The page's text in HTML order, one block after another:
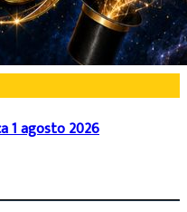
1 agosto 2026